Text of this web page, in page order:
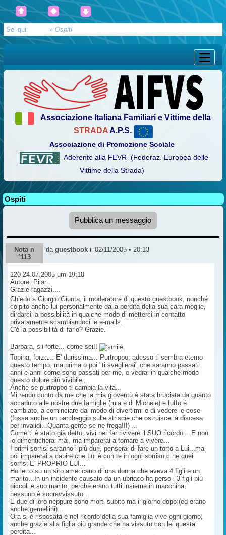
Sei qui: » Ospiti
Associazione Italiana Familiari e Vittime della
STRADAA.P.S.
Associazione di Promozione Sociale
Aderente alla FEVR (Federaz. Europea delle
Vittime della Strada)
Ospiti
Pubblica un messaggio
Nota n
°113
da guestbookil 02/11/2005 • 20:13
120 24.07.2005 um 19:18
Autore: Pilar
Grazie ragazzi....
Chiedo a Giorgio Giunta, il moderatore di questo guestbook, nonché
colpito anche lui personalmente dalla perdita della sua cara moglie,
di darci la possibilità in qualche modo di metterci in contatto
privatamente scambiandoci le e-mails.
C'é la possibilità di farlo? Grazie.
Barbara, sii forte... come sei!!
Topina, forza... E' durissima... Purtroppo, adesso ti sembra eterno
questo tempo, ma prima o poi "ti sveglierai" che saranno passati
anni e anni come sono passati per me, e vedrai in qualche modo
questo dolore più vivibile...
Anche se purtroppo ti cambia la vita...
Mi rendo conto da me che la mia gioventù è stata bruciata da quanto
accaduto alle nostre due famiglie (mia e di Michele) e tutto è
cambiato, a cominciare dal modo di divertirmi e di vedere le cose
(fosse anche un parcheggio sulle striscie che ostruisce la discesa
per invalidi...Quanta gente se ne frega!!!) ...
Come ti è stato già detto, vivi per far rivivere il SUO ricordo... E non
lo dimenticherai mai, ma imparerai a tornare a vivere...
I primi sorrisi saranno i più duri, penserai di fare un torto a Lui...ma
poi imparerai a capire che Lui è con te in ogni sorriso,c he quei
sorrisi E' PROPRIO LUI...
Ho letto su un sito americano di una donna che aveva 4 figli e un
marito...In un incidente causato da un ubriaco ha perso i 3 figli più
piccoli e suo marito, perché erano tutti insieme in macchina,
nessuno è sopravvissuto...
E due di loro neppure sono morti subito ma il giorno dopo (ed erano
anche gemellini)...
Ora si è risposata e nel ricordo della sua famiglia vive ogni giorno,
anche grazie alla figlia più grande che ha vissuto con lei questa
perdita...